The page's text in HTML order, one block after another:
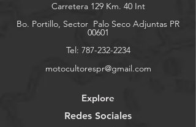
Carretera 129 Km. 40 Int
Bo. Portillo, Sector Palo Seco Adjuntas PR
00601
Tel: 787-232-2234
motocultorespr@gmail.com
Explore
Redes Sociales